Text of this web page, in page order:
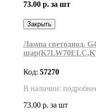
73.00 р. за шт
Закрыть
Лампа светодиод.
Код: 57270
В наличии:
73.00 р. за шт